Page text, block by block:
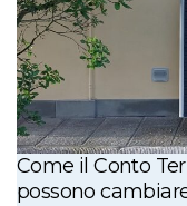
Come il Conto
possono